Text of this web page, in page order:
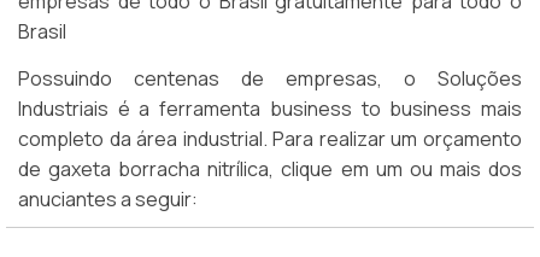
Brasil
Possuindo centenas de empresas, o Soluções
Industriais é a ferramenta business to business mais
completo da área industrial. Para realizar um orçamento
de gaxeta borracha nitrílica, clique em um ou mais dos
anuciantes a seguir: